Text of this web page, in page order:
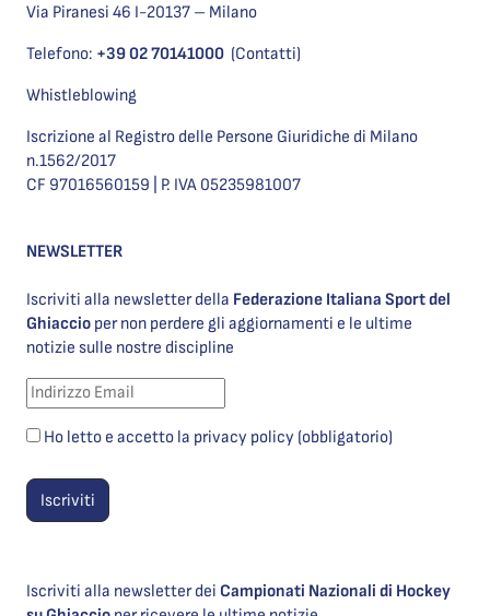
Via Piranesi 46 I-20137 – Milano
Telefono: +39 02 70141000 (Contatti)
Whistleblowing
Iscrizione al Registro delle Persone Giuridiche di Milano
n.1562/2017
CF 97016560159 | P. IVA 05235981007
NEWSLETTER
Iscriviti alla newsletter della Federazione Italiana Sport del
Ghiaccio per non perdere gli aggiornamenti e le ultime
notizie sulle nostre discipline
Ho letto e accetto la privacy policy (obbligatorio)
Iscriviti alla newsletter dei Campionati Nazionali di Hockey